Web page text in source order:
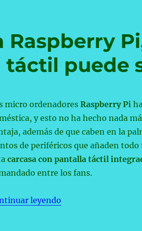
Raspberry
puede
micro ordenadores Raspberry Pi
y esto no ha hecho nada
además de que caben en la
de periféricos que añaden
carcasa con pantalla táctil
entre los fans.
leyendo«Si tienes una